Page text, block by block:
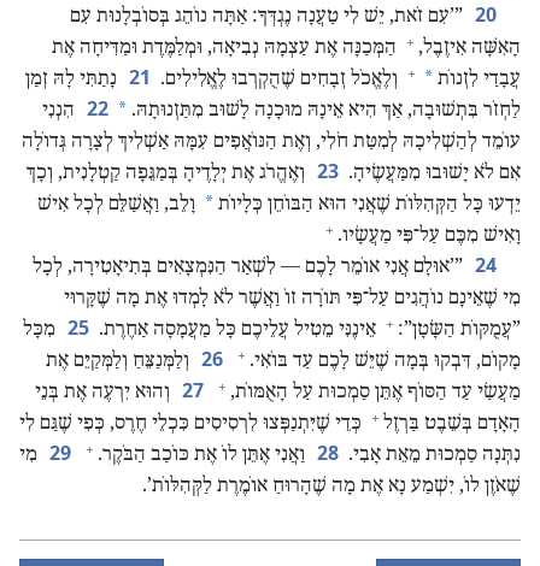
20 ‏”‏’‏עִם זֹאת,‏ יֵשׁ לִי טַעֲנָה נֶגְדְּךָ:‏ אַתָּה נוֹהֵג בְּסוֹבְלָנוּת עִם
הָאִשָּׁה אִיזֶבֶל,‏ + הַמְּכַנָּה אֶת עַצְמָהּ נְבִיאָה,‏ וּמְלַמֶּדֶת וּמַדִּיחָה אֶת
עֲבָדַי לִזְנוֹת *
+ וְלֶאֱכֹל זְבָחִים שֶׁהֻקְרְבוּ לֶאֱלִילִים.‏ 21 נָתַתִּי לָהּ זְמַן
לַחְזֹר בִּתְשׁוּבָה,‏ אַךְ הִיא אֵינָהּ מוּכָנָה לָשׁוּב מִתַּזְנוּתָהּ.‏ *
22 הִנְנִי
עוֹמֵד לְהַשְׁלִיכָהּ לְמִטַּת חֹלִי,‏ וְאֶת הַנּוֹאֲפִים עִמָּהּ אַשְׁלִיךְ לְצָרָה גְּדוֹלָה
אִם לֹא יָשׁוּבוּ מִמַּעֲשֶׂיהָ.‏ 23 וְאֶהֱרֹג אֶת יְלָדֶיהָ בְּמַגֵּפָה קַטְלָנִית,‏ וְכָךְ
יֵדְעוּ כָּל הַקְּהִלּוֹת שֶׁאֲנִי הוּא הַבּוֹחֵן כְּלָיוֹת * וָלֵב,‏ וַאֲשַׁלֵּם לְכָל אִישׁ
וָאִישׁ מִכֶּם עַל־פִּי מַעֲשָׂיו.‏ +
24 ‏”‏’‏אוּלָם אֲנִי אוֹמֵר לָכֶם — לִשְׁאַר הַנִּמְצָאִים בְּתִיאָטִירָה,‏ לְכָל
מִי שֶׁאֵינָם נוֹהֲגִים עַל־פִּי תּוֹרָה זוֹ וַאֲשֶׁר לֹא לָמְדוּ אֶת מָה שֶׁקָּרוּי
”‏עֲמֻקּוֹת הַשָּׂטָן”‏:‏ + אֵינֶנִּי מֵטִיל עֲלֵיכֶם כָּל מַעֲמָסָה אַחֶרֶת.‏ 25 מִכָּל
מָקוֹם,‏ דִּבְקוּ בְּמָה שֶׁיֵּשׁ לָכֶם עַד בּוֹאִי.‏ +
26 וְלַמְּנַצֵּחַ וְלַמְּקַיֵּם אֶת
מַעֲשַׂי עַד הַסּוֹף אֶתֵּן סַמְכוּת עַל הָאֻמּוֹת,‏ +
27 וְהוּא יִרְעֶה אֶת בְּנֵי
הָאָדָם בְּשֵׁבֶט בַּרְזֶל + כְּדֵי שֶׁיִּתְנַפְּצוּ לִרְסִיסִים כִּכְלֵי חֶרֶס,‏ כְּפִי שֶׁגַּם לִי
נִתְּנָה סַמְכוּת מֵאֵת אָבִי.‏ 28 וַאֲנִי אֶתֵּן לוֹ אֶת כּוֹכַב הַבֹּקֶר.‏ +
29 מִי
שֶׁאֹזֶן לוֹ,‏ יִשְׁמַע נָא אֶת מָה שֶׁהָרוּחַ אוֹמֶרֶת לַקְּהִלּוֹת’‏.‏